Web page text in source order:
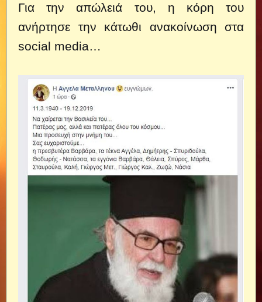
Για την απώλειά του, η κόρη του
ανήρτησε την κάτωθι ανακοίνωση στα
social media…